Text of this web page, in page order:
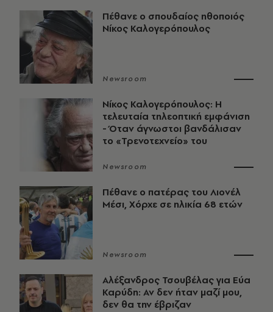
Πέθανε ο σπουδαίος ηθοποιός
Νίκος Καλογερόπουλος
Newsroom
Νίκος Καλογερόπουλος: Η
τελευταία τηλεοπτική εμφάνιση
- Όταν άγνωστοι βανδάλισαν
το «Τρενοτεχνείο» του
Newsroom
Πέθανε ο πατέρας του Λιονέλ
Μέσι, Χόρχε σε ηλικία 68 ετών
Newsroom
Αλέξανδρος Τσουβέλας για Εύα
Καρύδη: Αν δεν ήταν μαζί μου,
δεν θα την έβριζαν